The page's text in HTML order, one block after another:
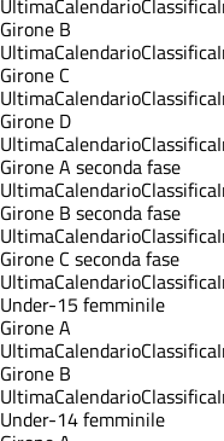
Girone B
UltimaCalendarioClassifica
Girone C
UltimaCalendarioClassifica
Girone D
UltimaCalendarioClassifica
Girone A seconda fase
UltimaCalendarioClassifica
Girone B seconda fase
UltimaCalendarioClassifica
Girone C seconda fase
UltimaCalendarioClassifica
Under-15 femminile
Girone A
UltimaCalendarioClassifica
Girone B
UltimaCalendarioClassifica
Under-14 femminile